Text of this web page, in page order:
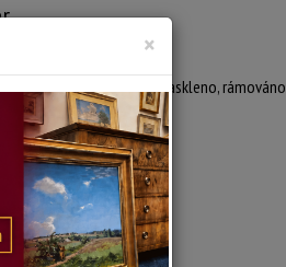
dole, paspartováno, zaskleno, rámováno
rámování: 67 x 83 cm
20:22 SEČ
×